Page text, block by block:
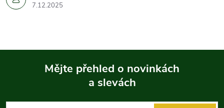
7.12.2025
Mějte přehled o novinkách
a slevách